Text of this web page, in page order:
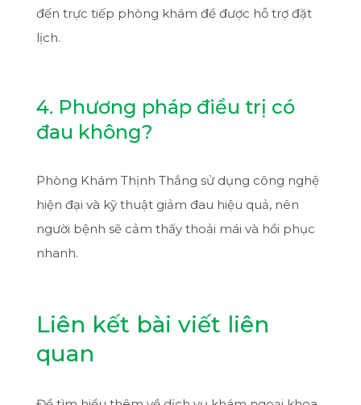
đến trực tiếp phòng khám để được hỗ trợ đặt
lịch.
4. Phương pháp điều trị có
đau không?
Phòng Khám Thịnh Thắng sử dụng công nghệ
hiện đại và kỹ thuật giảm đau hiệu quả, nên
người bệnh sẽ cảm thấy thoải mái và hồi phục
nhanh.
Liên kết bài viết liên
quan